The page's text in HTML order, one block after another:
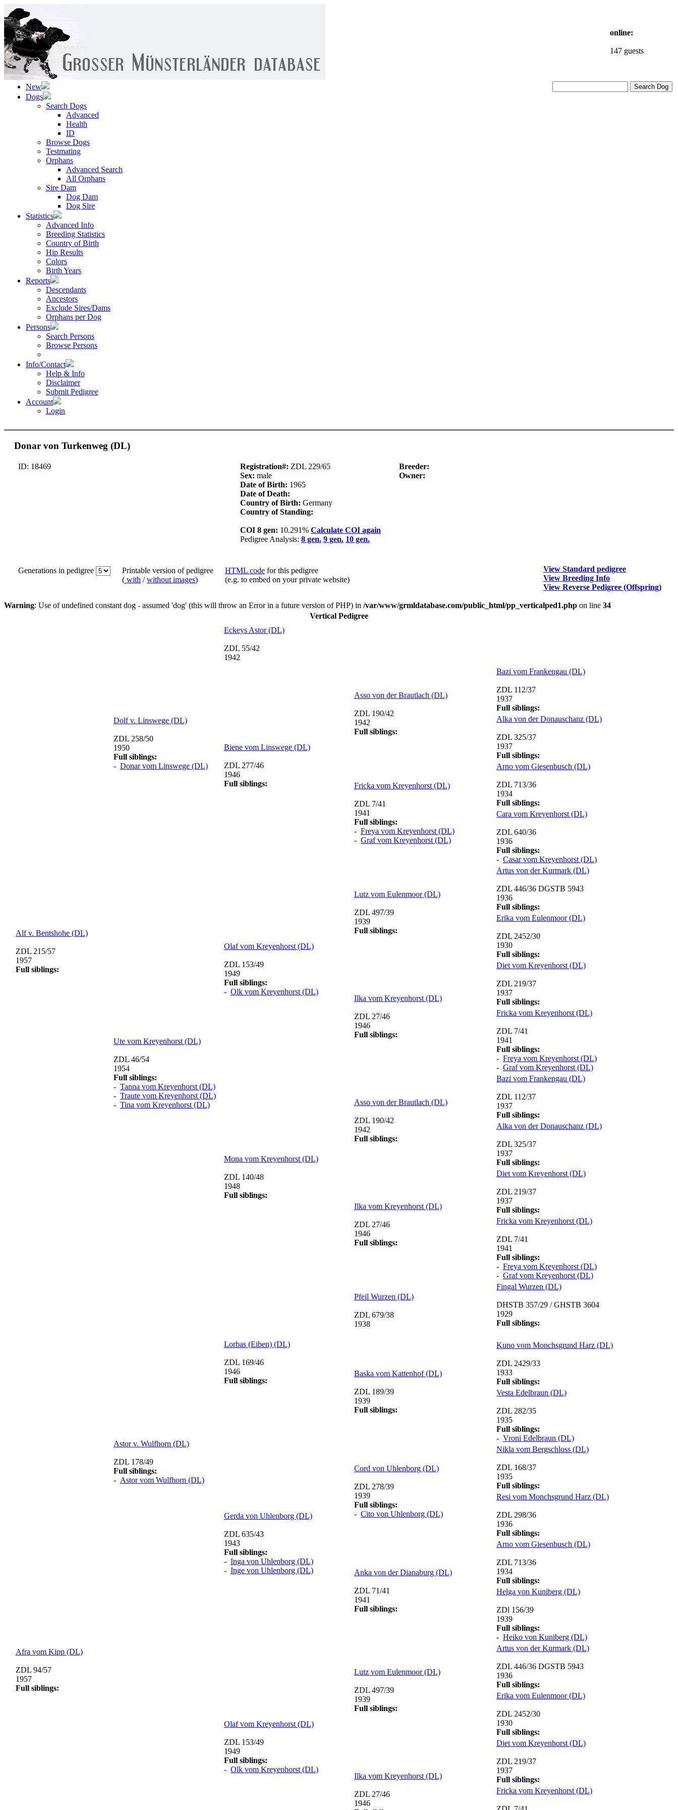
online:
147 guests
New
Dogs
Search Dogs
Advanced
Health
ID
Browse Dogs
Testmating
Orphans
Advanced Search
All Orphans
Sire Dam
Dog Dam
Dog Sire
Statistics
Advanced Info
Breeding Statistics
Country of Birth
Hip Results
Colors
Birth Years
Reports
Descendants
Ancestors
Exclude Sires/Dams
Orphans per Dog
Persons
Search Persons
Browse Persons
Info/Contact
Help & Info
Disclaimer
Submit Pedigree
Account
Login
Donar von Turkenweg (DL)
ID: 18469 Registration#: ZDL 229/65
Sex: male
Date of Birth: 1965
Date of Death:
Country of Birth: Germany
Country of Standing:
COI 8 gen: 10.291% Calculate COI again
Pedigree Analysis: 8 gen. 9 gen. 10 gen.
Breeder:
Owner:
Generations in pedigree
Printable version of pedigree
( with /without images)
HTML code for this pedigree
(e.g. to embed on your private website)
View Standard pedigree
View Breeding Info
View Reverse Pedigree (Offspring)
Warning: Use of undefined constant dog - assumed 'dog' (this will throw an Error in a future version of PHP) in /var/www/grmldatabase.com/public_html/pp_verticalped1.php on line 34
Vertical Pedigree
Alf v. Bentshohe (DL)
ZDL 215/57
1957
Full siblings:
Dolf v. Linswege (DL)
ZDL 258/50
1950
Full siblings:
- Donar vom Linswege (DL)
Eckeys Astor (DL)
ZDL 55/42
1942
Biene vom Linswege (DL)
ZDL 277/46
1946
Full siblings:
Asso von der Brautlach (DL)
ZDL 190/42
1942
Full siblings:
Bazi vom Frankengau (DL)
ZDL 112/37
1937
Full siblings:
Alka von der Donauschanz (DL)
ZDL 325/37
1937
Full siblings:
Fricka vom Kreyenhorst (DL)
ZDL 7/41
1941
Full siblings:
- Freya vom Kreyenhorst (DL)
- Graf vom Kreyenhorst (DL)
Arno vom Giesenbusch (DL)
ZDL 713/36
1934
Full siblings:
Cara vom Kreyenhorst (DL)
ZDL 640/36
1936
Full siblings:
- Casar vom Kreyenhorst (DL)
Ute vom Kreyenhorst (DL)
ZDL 46/54
1954
Full siblings:
- Tanna vom Kreyenhorst (DL)
- Traute vom Kreyenhorst (DL)
- Tina vom Kreyenhorst (DL)
Olaf vom Kreyenhorst (DL)
ZDL 153/49
1949
Full siblings:
- Olk vom Kreyenhorst (DL)
Lutz vom Eulenmoor (DL)
ZDL 497/39
1939
Full siblings:
Artus von der Kurmark (DL)
ZDL 446/36 DGSTB 5943
1936
Full siblings:
Erika vom Eulenmoor (DL)
ZDL 2452/30
1930
Full siblings:
Ilka vom Kreyenhorst (DL)
ZDL 27/46
1946
Full siblings:
Diet vom Kreyenhorst (DL)
ZDL 219/37
1937
Full siblings:
Fricka vom Kreyenhorst (DL)
ZDL 7/41
1941
Full siblings:
- Freya vom Kreyenhorst (DL)
- Graf vom Kreyenhorst (DL)
Mona vom Kreyenhorst (DL)
ZDL 140/48
1948
Full siblings:
Asso von der Brautlach (DL)
ZDL 190/42
1942
Full siblings:
Bazi vom Frankengau (DL)
ZDL 112/37
1937
Full siblings:
Alka von der Donauschanz (DL)
ZDL 325/37
1937
Full siblings:
Ilka vom Kreyenhorst (DL)
ZDL 27/46
1946
Full siblings:
Diet vom Kreyenhorst (DL)
ZDL 219/37
1937
Full siblings:
Fricka vom Kreyenhorst (DL)
ZDL 7/41
1941
Full siblings:
- Freya vom Kreyenhorst (DL)
- Graf vom Kreyenhorst (DL)
Afra vom Kipp (DL)
ZDL 94/57
1957
Full siblings:
Astor v. Wulfhorn (DL)
ZDL 178/49
Full siblings:
- Astor vom Wulfhorn (DL)
Lorbas (Eiben) (DL)
ZDL 169/46
1946
Full siblings:
Pfeil Wurzen (DL)
ZDL 679/38
1938
Fingal Wurzen (DL)
DHSTB 357/29 / GHSTB 3604
1929
Full siblings:
Baska vom Kattenhof (DL)
ZDL 189/39
1939
Full siblings:
Kuno vom Monchsgrund Harz (DL)
ZDL 2429/33
1933
Full siblings:
Vesta Edelbraun (DL)
ZDL 282/35
1935
Full siblings:
- Vroni Edelbraun (DL)
Gerda von Uhlenborg (DL)
ZDL 635/43
1943
Full siblings:
- Inga von Uhlenborg (DL)
- Inge von Uhlenborg (DL)
Cord von Uhlenborg (DL)
ZDL 278/39
1939
Full siblings:
- Cito von Uhlenborg (DL)
Nikla vom Bergschloss (DL)
ZDL 168/37
1935
Full siblings:
Resi vom Monchsgrund Harz (DL)
ZDL 298/36
1936
Full siblings:
Anka von der Dianaburg (DL)
ZDL 71/41
1941
Full siblings:
Arno vom Giesenbusch (DL)
ZDL 713/36
1934
Full siblings:
Helga von Kuniberg (DL)
ZDl 156/39
1939
Full siblings:
- Heiko von Kuniberg (DL)
Olaf vom Kreyenhorst (DL)
ZDL 153/49
1949
Full siblings:
- Olk vom Kreyenhorst (DL)
Lutz vom Eulenmoor (DL)
ZDL 497/39
1939
Full siblings:
Artus von der Kurmark (DL)
ZDL 446/36 DGSTB 5943
1936
Full siblings:
Erika vom Eulenmoor (DL)
ZDL 2452/30
1930
Full siblings:
Ilka vom Kreyenhorst (DL)
ZDL 27/46
1946
Diet vom Kreyenhorst (DL)
ZDL 219/37
1937
Full siblings:
Fricka vom Kreyenhorst (DL)